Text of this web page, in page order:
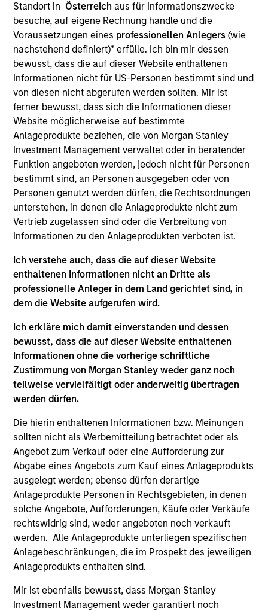
Standort in Österreich aus für Informationszwecke
besuche, auf eigene Rechnung handle und die
Voraussetzungen eines professionellen Anlegers(wie
nachstehend definiert)* erfülle. Ich bin mir dessen
bewusst, dass die auf dieser Website enthaltenen
Informationen nicht für US-Personen bestimmt sind und
von diesen nicht abgerufen werden sollten. Mir ist
ferner bewusst, dass sich die Informationen dieser
Website möglicherweise auf bestimmte
Anlageprodukte beziehen, die von Morgan Stanley
Investment Management verwaltet oder in beratender
Funktion angeboten werden, jedoch nicht für Personen
bestimmt sind, an Personen ausgegeben oder von
Personen genutzt werden dürfen, die Rechtsordnungen
unterstehen, in denen die Anlageprodukte nicht zum
Vertrieb zugelassen sind oder die Verbreitung von
Informationen zu den Anlageprodukten verboten ist.
Ich verstehe auch, dass die auf dieser Website
enthaltenen Informationen nicht an Dritte als
professionelle Anleger in dem Land gerichtet sind, in
dem die Website aufgerufen wird.
Ich erkläre mich damit einverstanden und dessen
bewusst, dass die auf dieser Website enthaltenen
Informationen ohne die vorherige schriftliche
Zustimmung von Morgan Stanley weder ganz noch
teilweise vervielfältigt oder anderweitig übertragen
werden dürfen.
Die hierin enthaltenen Informationen bzw. Meinungen
sollten nicht als Werbemitteilung betrachtet oder als
Angebot zum Verkauf oder eine Aufforderung zur
Abgabe eines Angebots zum Kauf eines Anlageprodukts
ausgelegt werden; ebenso dürfen derartige
Anlageprodukte Personen in Rechtsgebieten, in denen
solche Angebote, Aufforderungen, Käufe oder Verkäufe
rechtswidrig sind, weder angeboten noch verkauft
werden. Alle Anlageprodukte unterliegen spezifischen
Anlagebeschränkungen, die im Prospekt des jeweiligen
Anlageprodukts enthalten sind.
Mir ist ebenfalls bewusst, dass Morgan Stanley
Investment Management weder garantiert noch
*Basiswährung des Fonds
Dieses Material enthält Informationen über die Teilfonds
von Morgan Stanley Investment Funds, einer in Luxemburg
ansässigen SICAV (Société d’Investissement à Capital
Variable). (die „Gesellschaft“), die im Großherzogtum
Luxemburg als Organismus für gemeinsame Anlagen
gemäß Teil 1 des Gesetzes vom 17. Dezember 2010 in
seiner geänderten Fassung registriert ist. Die Gesellschaft
ist ein Organismus für gemeinsame Anlagen in
Wertpapieren („OGAW“).
Anträge auf Anteile an den Teilfonds sollten erst gestellt
werden, wenn der aktuelle Verkaufsprospekt, das Key
Information Document („KID“) oder das Key Investor
Information Document („KIID“), der Jahres- und
Halbjahresbericht („Angebotsunterlagen“) oder andere
Dokumente, die in Ihrer Nähe online unter
https://www.morganstanley.com/im/msinvf/index.html
verfügbar sind oder kostenlos beim Geschäftssitz von
Morgan Stanley Investment Funds, European Bank and
Senningerberg, R.C.S. Luxemburg B 29 192, erhältlich.
Informationen in Bezug auf Nachhaltigkeitsaspekte des
Fonds und die Zusammenfassung der Anlegerrechte
finden Sie auf der oben erwähnten Webseite.
Italienische Anleger sollten darüber hinaus das
„Erweiterte Zeichnungsformular“ und alle Anleger aus
Hongkong den Abschnitt „Zusätzliche Informationen für
Anleger aus Hongkong“ im Verkaufsprospekt beachten.
Deutschsprachige Exemplare des Verkaufsprospekts, des
KID oder des KIID, der Statuten der Gesellschaft und der
Jahres- und Halbjahresberichte sowie zusätzliche
Informationen sind kostenlos bei der Schweizer Vertretung
Services S.A., 11, rue du Général-Dufour, 1204 Genf,
Schweiz. Die Schweizer Zahlstelle ist Banque Cantonale
de Genève, 17, quai de l’Ile, 1204 Genf, Schweiz.
Beendet die Verwaltungsgesellschaft des entsprechenden
Fonds ihre Vereinbarung zur Vermarktung dieses Fonds in
einem Land des EWR, in dem dieser für den Verkauf
registriert ist, so geschieht dies in Übereinstimmung mit
den OGAW-Vorschriften.
Mit dem Fonds verbundene Begriffe und
Begriffsbestimmungen können Sie unserer Seite mit
demGlossarentnehmen.
Nettoinventarwerte (NAV) und abzüglich Gebühren
berechnet. Provisionen und Kosten, die bei der Ausgabe